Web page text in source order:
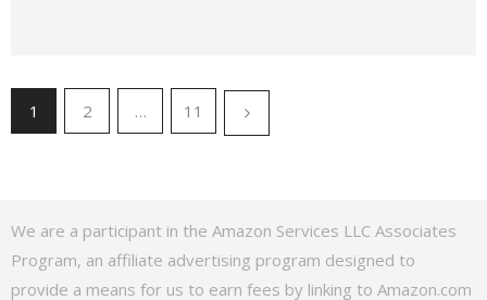
1 2 … 11
We are a participant in the Amazon Services LLC Associates
Program, an affiliate advertising program designed to
provide a means for us to earn fees by linking to Amazon.com